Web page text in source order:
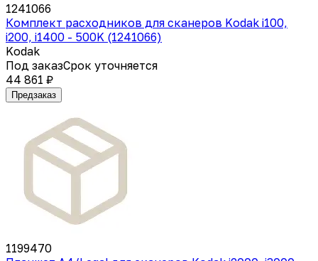
1241066
Комплект расходников для сканеров Kodak i100,
i200, i1400 - 500K (1241066)
Kodak
Под заказСрок уточняется
44 861 ₽
Предзаказ
1199470